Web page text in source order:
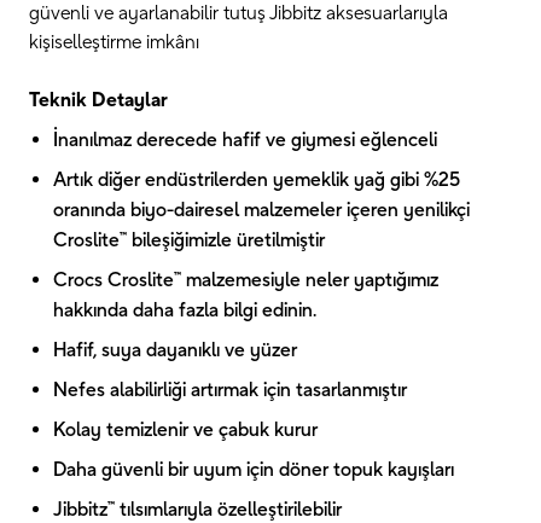
güvenli ve ayarlanabilir tutuş Jibbitz aksesuarlarıyla
kişiselleştirme imkânı
Teknik Detaylar
İnanılmaz derecede hafif ve giymesi eğlenceli
Artık diğer endüstrilerden yemeklik yağ gibi %25
oranında biyo-dairesel malzemeler içeren yenilikçi
Croslite™ bileşiğimizle üretilmiştir
Crocs Croslite™ malzemesiyle neler yaptığımız
hakkında daha fazla bilgi edinin.
Hafif, suya dayanıklı ve yüzer
Nefes alabilirliği artırmak için tasarlanmıştır
Kolay temizlenir ve çabuk kurur
Daha güvenli bir uyum için döner topuk kayışları
Jibbitz™ tılsımlarıyla özelleştirilebilir